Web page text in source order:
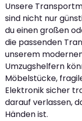
Unsere
sind nicht nur
du einen großen
die passenden
unserem
Umzugshelfern
Möbelstücke,
Elektronik sicher
darauf verlassen,
Händen ist.